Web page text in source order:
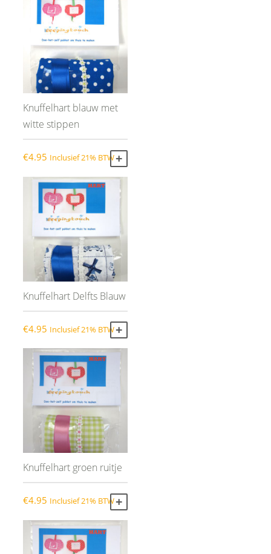
Knuffelhart blauw met
witte stippen
€4.95 Inclusief 21% BTW
Knuffelhart Delfts Blauw
€4.95 Inclusief 21% BTW
Knuffelhart groen ruitje
€4.95 Inclusief 21% BTW